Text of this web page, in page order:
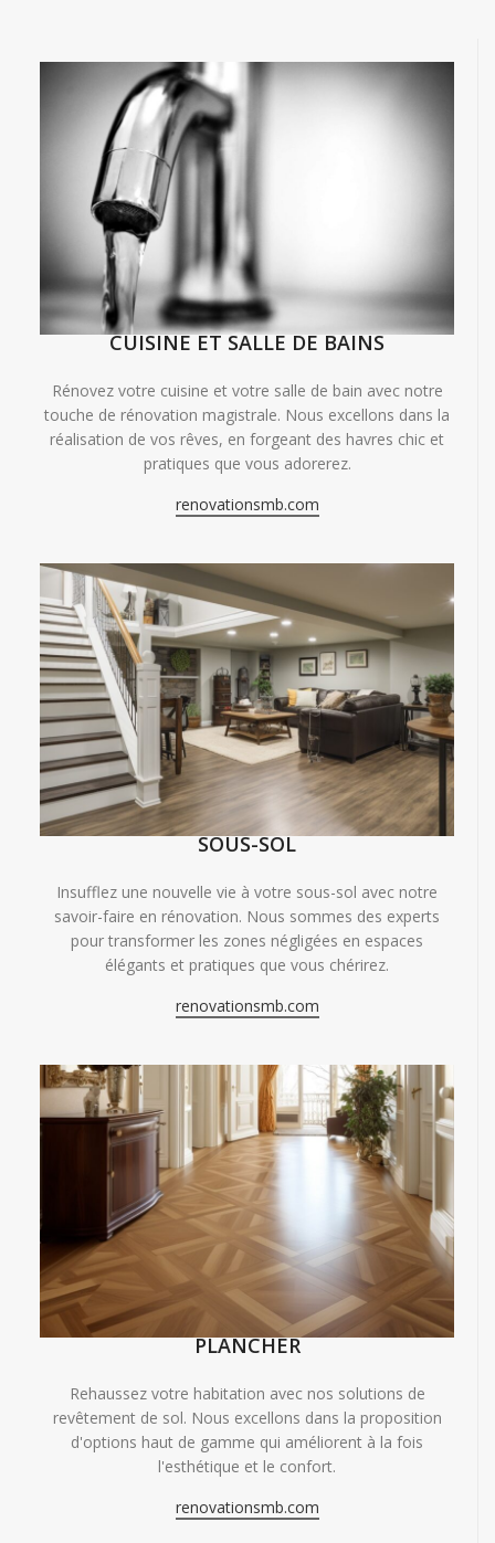
CUISINE ET SALLE DE BAINS
Rénovez votre cuisine et votre salle de bain avec notre
touche de rénovation magistrale. Nous excellons dans la
réalisation de vos rêves, en forgeant des havres chic et
pratiques que vous adorerez.
renovationsmb.com
SOUS-SOL
Insufflez une nouvelle vie à votre sous-sol avec notre
savoir-faire en rénovation. Nous sommes des experts
pour transformer les zones négligées en espaces
élégants et pratiques que vous chérirez.
renovationsmb.com
PLANCHER
Rehaussez votre habitation avec nos solutions de
revêtement de sol. Nous excellons dans la proposition
d'options haut de gamme qui améliorent à la fois
l'esthétique et le confort.
renovationsmb.com